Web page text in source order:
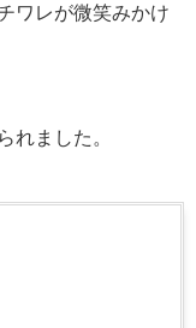
ワレが微笑みかけ
れました。